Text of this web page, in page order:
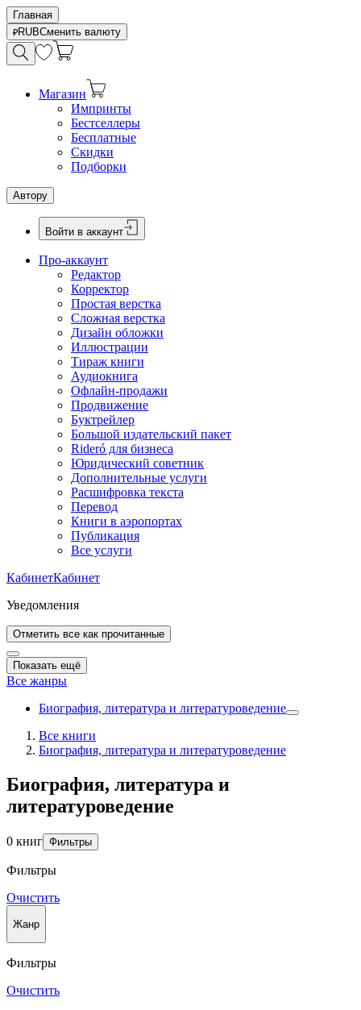
Главная
RUBСменить валюту
Магазин
Импринты
Бестселлеры
Бесплатные
Скидки
Подборки
Автору
Войти в аккаунт
Про-аккаунт
Редактор
Корректор
Простая верстка
Сложная верстка
Дизайн обложки
Иллюстрации
Тираж книги
Аудиокнига
Офлайн-продажи
Продвижение
Буктрейлер
Большой издательский пакет
Rideró для бизнеса
Юридический советник
Дополнительные услуги
Расшифровка текста
Перевод
Книги в аэропортах
Публикация
Все услуги
КабинетКабинет
Уведомления
Отметить все как прочитанные
Показать ещё
Все жанры
Биография, литература и литературоведение
Все книги
Биография, литература и литературоведение
Биография, литература и
литературоведение
0 книг Фильтры
Фильтры
Очистить
Жанр
Фильтры
Очистить